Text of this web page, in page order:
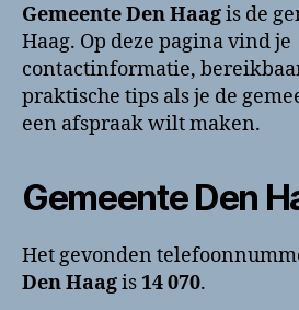
Gemeente Den Haagis de
Haag. Op deze pagina vind je
contactinformatie,
praktische tips als je de
een afspraak wilt maken.
Gemeente Den
Het gevonden
Den Haagis14 070.